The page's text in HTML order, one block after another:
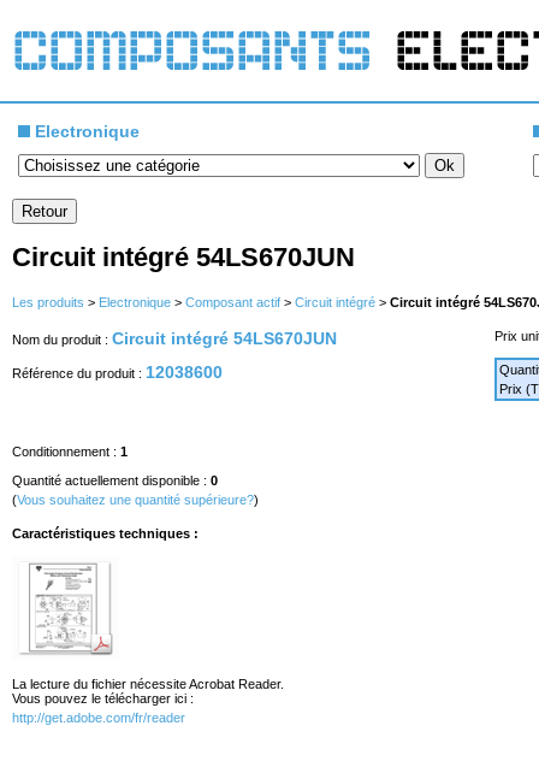
Electronique
Circuit intégré 54LS670JUN
Les produits > Electronique > Composant actif > Circuit intégré > Circuit intégré
Nom du produit : Circuit intégré 54LS670JUN
Référence du produit : 12038600
Prix
Prix
Conditionnement : 1
Quantité actuellement disponible : 0
(Vous souhaitez une quantité supérieure?)
Caractéristiques techniques :
La lecture du fichier nécessite Acrobat Reader.
Vous pouvez le télécharger ici :
http://get.adobe.com/fr/reader